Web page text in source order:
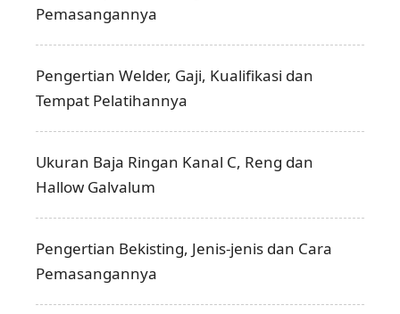
Pemasangannya
Pengertian Welder, Gaji, Kualifikasi dan
Tempat Pelatihannya
Ukuran Baja Ringan Kanal C, Reng dan
Hallow Galvalum
Pengertian Bekisting, Jenis-jenis dan Cara
Pemasangannya